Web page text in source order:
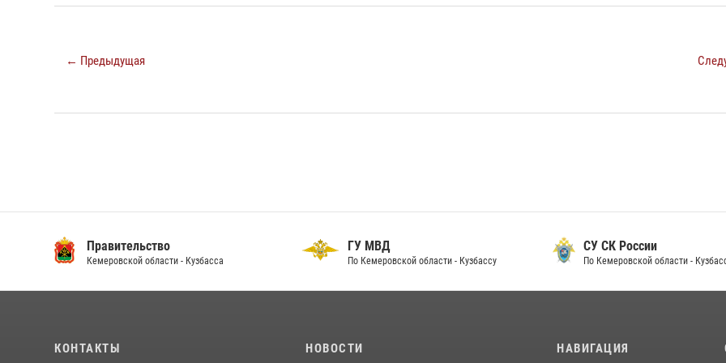
← Предыдущая
- Кузбасса По Кемеровской области - Кузбассу По Кемеровской области - Кузбассу
КОНТАКТЫ НОВОСТИ НАВИГАЦИЯ